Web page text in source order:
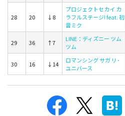
28 20 ↓8
プロジェクトセカイ カ
ラフルステージ! feat. 初
音ミク
29 36 ↑7
LINE：ディズニー ツム
ツム
30 16 ↓14
ロマンシング サガ リ･
ユニバース